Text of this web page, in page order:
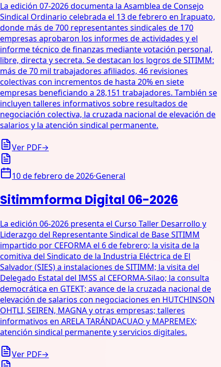
La edición 07-2026 documenta la Asamblea de Consejo
Sindical Ordinario celebrada el 13 de febrero en Irapuato,
donde más de 700 representantes sindicales de 170
empresas aprobaron los informes de actividades y el
informe técnico de finanzas mediante votación personal,
libre, directa y secreta. Se destacan los logros de SITIMM:
más de 70 mil trabajadores afiliados, 46 revisiones
colectivas con incrementos de hasta 20% en siete
empresas beneficiando a 28,151 trabajadores. También se
incluyen talleres informativos sobre resultados de
negociación colectiva, la cruzada nacional de elevación de
salarios y la atención sindical permanente.
Ver PDF→
10 de febrero de 2026·General
Sitimmforma Digital 06-2026
La edición 06-2026 presenta el Curso Taller Desarrollo y
Liderazgo del Representante Sindical de Base SITIMM
impartido por CEFORMA el 6 de febrero; la visita de la
comitiva del Sindicato de la Industria Eléctrica de El
Salvador (SIES) a instalaciones de SITIMM; la visita del
Delegado Estatal del IMSS al CEFORMA-Silao; la consulta
democrática en GTEKT; avance de la cruzada nacional de
elevación de salarios con negociaciones en HUTCHINSON
OHTLI, SEIREN, MAGNA y otras empresas; talleres
informativos en ARELA TARÁNDACUAO y MAPREMEX;
atención sindical permanente y servicios digitales.
Ver PDF→